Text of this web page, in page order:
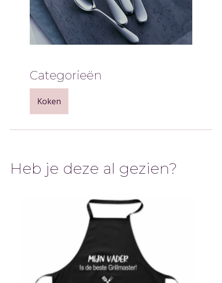
Categorieën
Koken
Heb je deze al gezien?